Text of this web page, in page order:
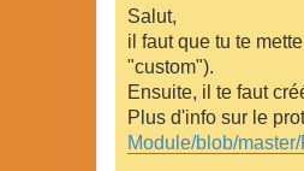
Salut,
il faut que tu te
"custom").
Ensuite, il te faut
Plus d'info sur le
Module/blob/